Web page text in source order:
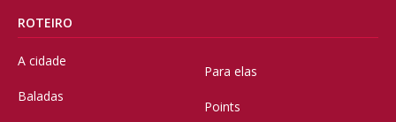
ROTEIRO
A cidade
Baladas
Para elas
Points